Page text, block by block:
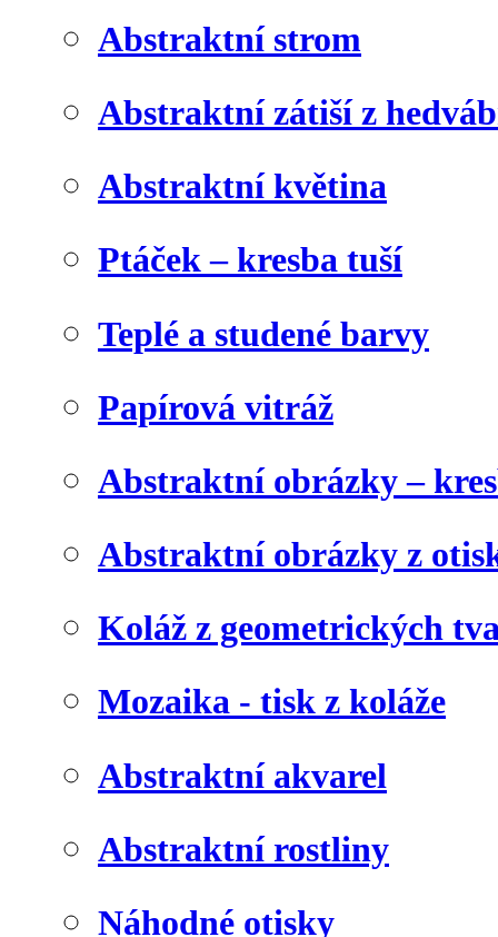
Abstraktní strom
Abstraktní zátiší z
Abstraktní květina
Ptáček – kresba tuší
Teplé a studené barvy
Papírová vitráž
Abstraktní obrázky –
Abstraktní obrázky z
Koláž z geometrických
Mozaika - tisk z koláže
Abstraktní akvarel
Abstraktní rostliny
Náhodné otisky